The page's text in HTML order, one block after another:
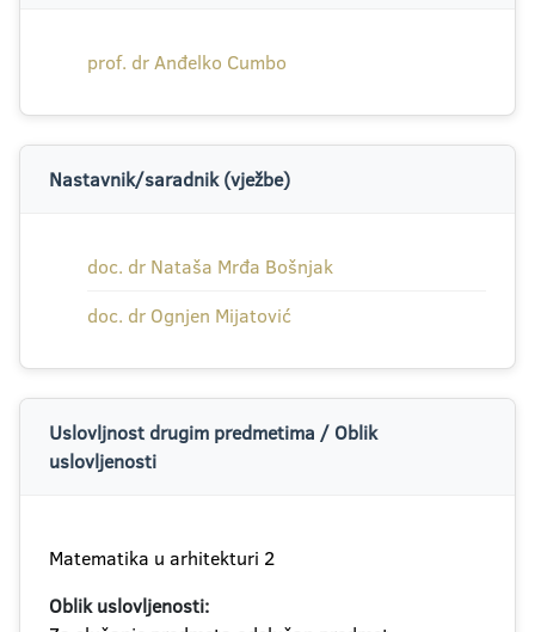
prof. dr Anđelko Cumbo
Nastavnik/saradnik (vježbe)
doc. dr Nataša Mrđa Bošnjak
doc. dr Ognjen Mijatović
Uslovljnost drugim predmetima / Oblik
uslovljenosti
Matematika u arhitekturi 2
Oblik uslovljenosti: